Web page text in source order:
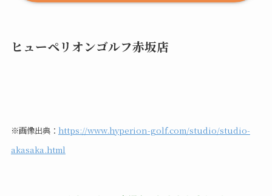
ヒューペリオンゴルフ赤坂店
※画像出典： https://www.hyperion-golf.com/studio/studio-
akasaka.html